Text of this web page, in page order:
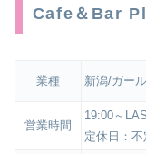
Cafe＆Bar
業種 新潟/ガー
営業時間
19:00～
定休日：不